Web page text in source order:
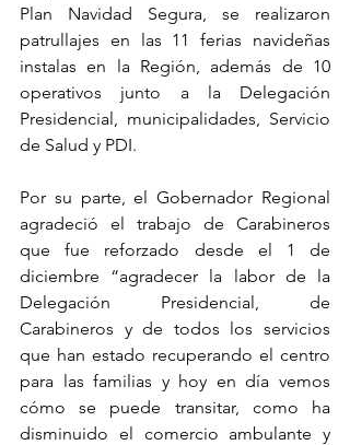
Plan Navidad Segura, se realizaron
patrullajes en las 11 ferias navideñas
instalas en la Región, además de 10
operativos junto a la Delegación
Presidencial, municipalidades, Servicio
de Salud y PDI.
Por su parte, el Gobernador Regional
agradeció el trabajo de Carabineros
que fue reforzado desde el 1 de
diciembre “agradecer la labor de la
Delegación Presidencial, de
Carabineros y de todos los servicios
que han estado recuperando el centro
para las familias y hoy en día vemos
cómo se puede transitar, como ha
disminuido el comercio ambulante y